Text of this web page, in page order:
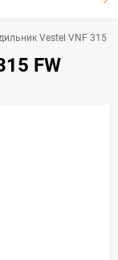
Vestel VNF 315
FW